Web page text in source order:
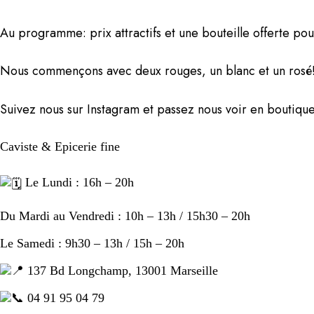
Au programme: prix attractifs et une bouteille offerte
Nous commençons avec deux rouges, un blanc et un
Suivez nous sur Instagram et passez nous voir en
Caviste & Epicerie fine
Le Lundi : 16h – 20h
Du Mardi au Vendredi : 10h – 13h / 15h30 – 20h
Le Samedi : 9h30 – 13h / 15h – 20h
137 Bd Longchamp, 13001 Marseille
04 91 95 04 79